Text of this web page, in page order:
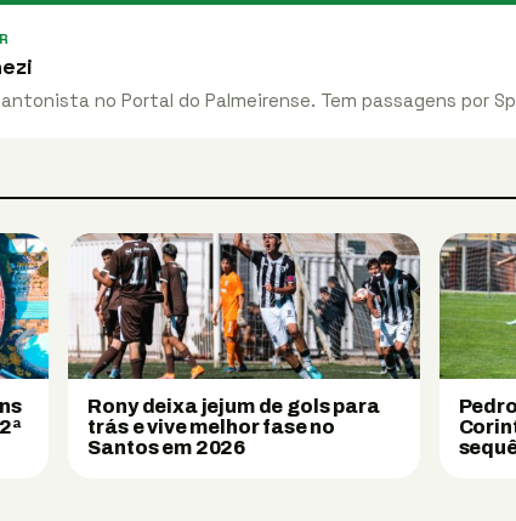
no Portal do Palmeirense. Tem passagens por
Rony deixa jejum de gols para
trás e vive melhor fase no
Santos em 2026